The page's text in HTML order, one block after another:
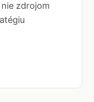
zdrojom